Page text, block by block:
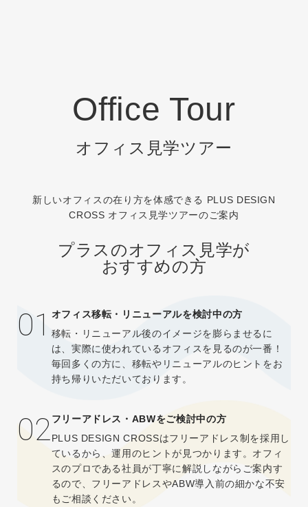
Office Tour
オフィス見学ツアー
新しいオフィスの在り方を体感できる PLUS DESIGN
CROSS オフィス見学ツアーのご案内
プラスのオフィス見学が
おすすめの方
01オフィス移転・リニューアルを検討中の方
移転・リニューアル後のイメージを膨らませるに
は、実際に使われているオフィスを見るのが一番！
毎回多くの方に、移転やリニューアルのヒントをお
持ち帰りいただいております。
02フリーアドレス・ABWをご検討中の方
PLUS DESIGN CROSSはフリーアドレス制を採用し
ているから、運用のヒントが見つかります。オフィ
スのプロである社員が丁寧に解説しながらご案内す
るので、フリーアドレスやABW導入前の細かな不安
もご相談ください。